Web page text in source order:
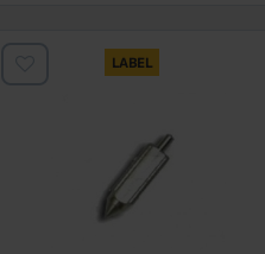
LABEL